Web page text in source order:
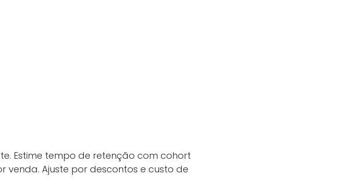
Estime tempo de retenção com cohort
venda. Ajuste por descontos e custo de